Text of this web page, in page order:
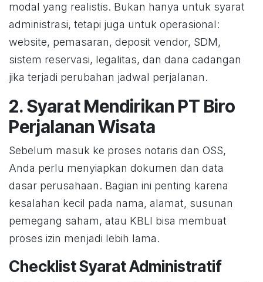
modal yang realistis. Bukan hanya untuk syarat
administrasi, tetapi juga untuk operasional:
website, pemasaran, deposit vendor, SDM,
sistem reservasi, legalitas, dan dana cadangan
jika terjadi perubahan jadwal perjalanan.
2. Syarat Mendirikan PT Biro
Perjalanan Wisata
Sebelum masuk ke proses notaris dan OSS,
Anda perlu menyiapkan dokumen dan data
dasar perusahaan. Bagian ini penting karena
kesalahan kecil pada nama, alamat, susunan
pemegang saham, atau KBLI bisa membuat
proses izin menjadi lebih lama.
Checklist Syarat Administratif